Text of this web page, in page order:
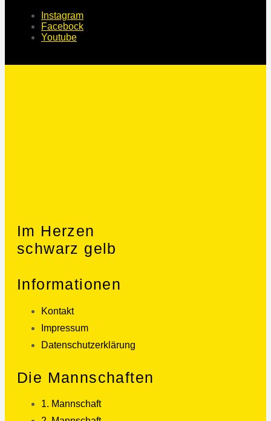
Instagram
Facebock
Youtube
Im Herzen
schwarz gelb
Informationen
Kontakt
Impressum
Datenschutzerklärung
Die Mannschaften
1. Mannschaft